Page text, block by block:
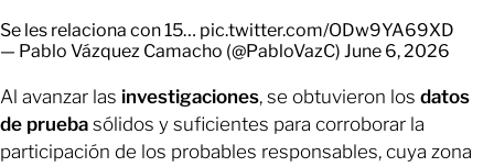
Se les relaciona con 15… pic.twitter.com/ODw9YA69XD
— Pablo Vázquez Camacho (@PabloVazC) June 6, 2026
Al avanzar las investigaciones, se obtuvieron los datos
de prueba sólidos y suficientes para corroborar la
participación de los probables responsables, cuya zona